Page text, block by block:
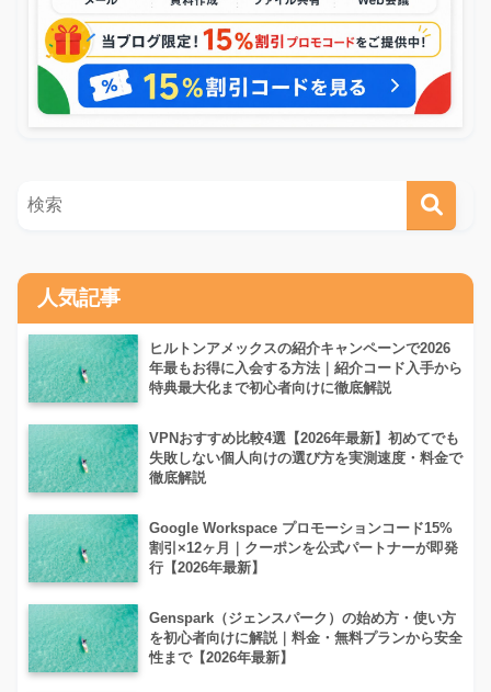
人気記事
ヒルトンアメックスの紹介キャンペーンで2026
年最もお得に入会する方法｜紹介コード入手から
特典最大化まで初心者向けに徹底解説
VPNおすすめ比較4選【2026年最新】初めてでも
失敗しない個人向けの選び方を実測速度・料金で
徹底解説
Google Workspace プロモーションコード15%
割引×12ヶ月｜クーポンを公式パートナーが即発
行【2026年最新】
Genspark（ジェンスパーク）の始め方・使い方
を初心者向けに解説｜料金・無料プランから安全
性まで【2026年最新】